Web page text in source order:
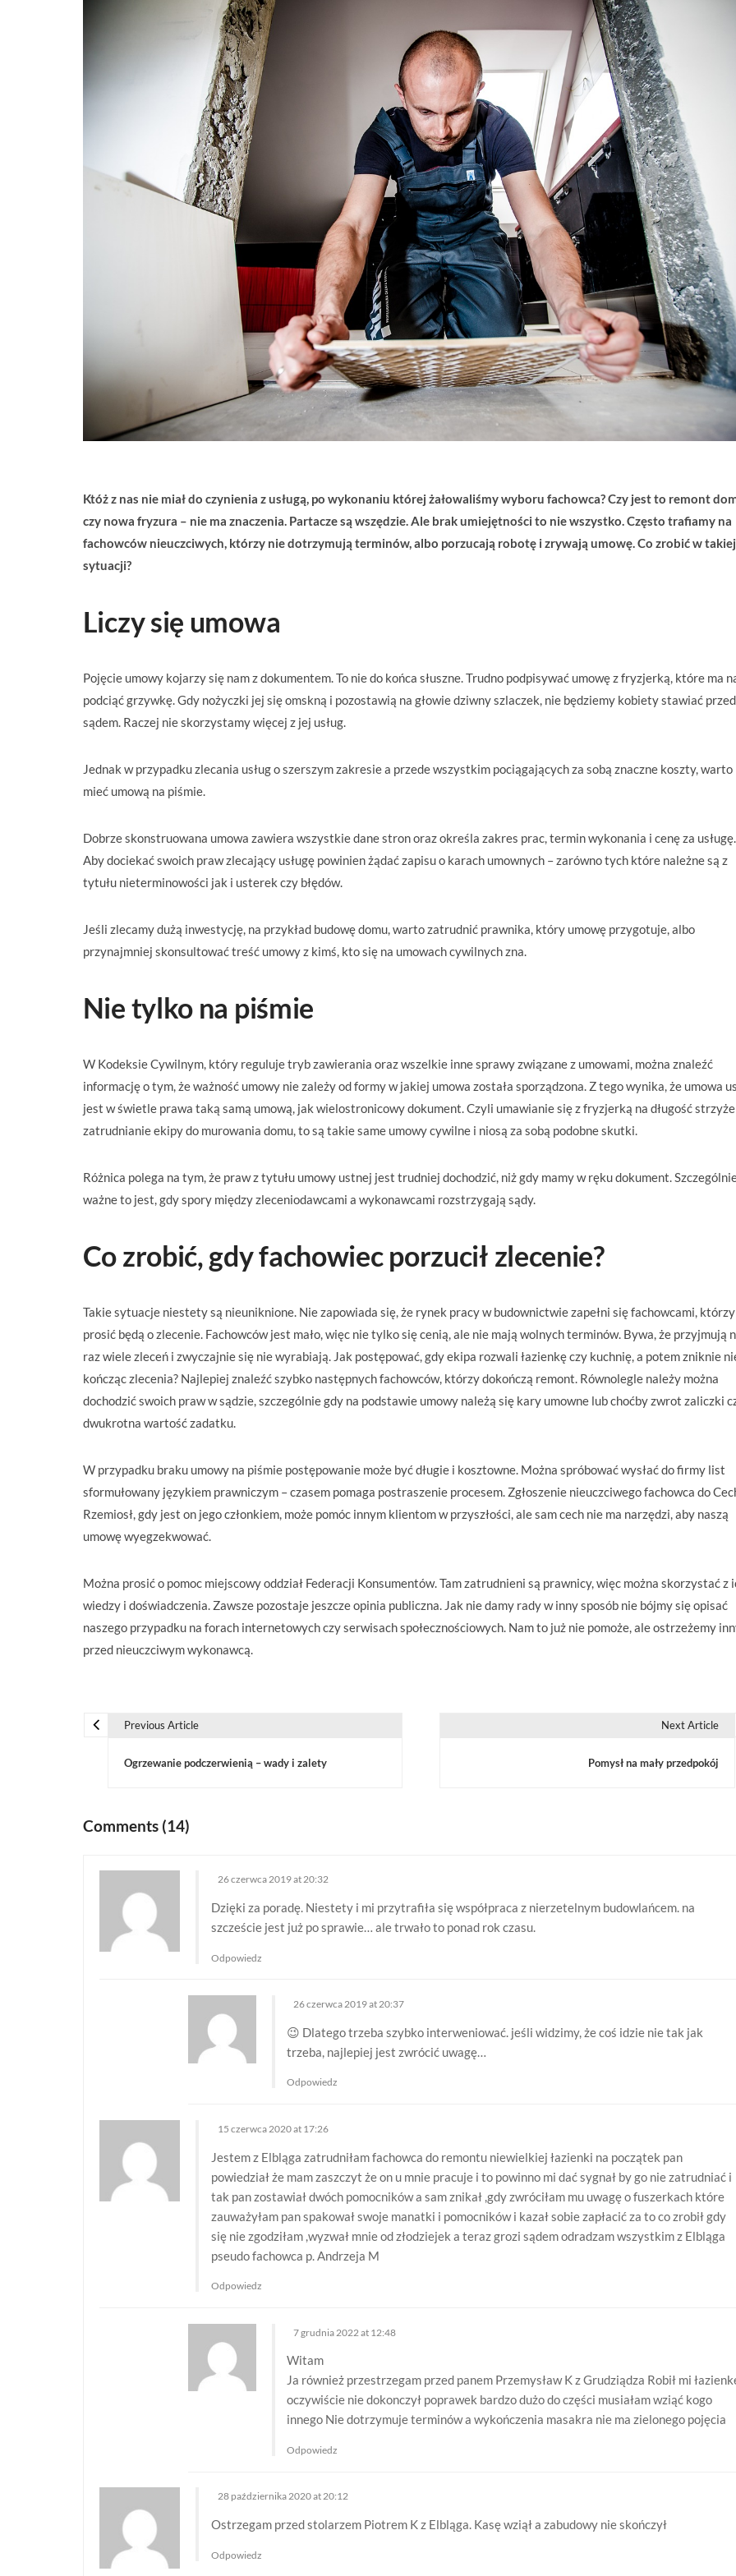
Któż z nas nie miał do czynienia z usługą, po wykonaniu której żałowaliśmy wyboru fachowca? Czy jest to remont
czy nowa fryzura – nie ma znaczenia. Partacze są wszędzie. Ale brak umiejętności to nie wszystko. Często trafiamy na
fachowców nieuczciwych, którzy nie dotrzymują terminów, albo porzucają robotę i zrywają umowę. Co zrobić w takiej
sytuacji?
Liczy się umowa
Pojęcie umowy kojarzy się nam z dokumentem. To nie do końca słuszne. Trudno podpisywać umowę z fryzjerką, które ma
podciąć grzywkę. Gdy nożyczki jej się omskną i pozostawią na głowie dziwny szlaczek, nie będziemy kobiety stawiać przed
sądem. Raczej nie skorzystamy więcej z jej usług.
Jednak w przypadku zlecania usług o szerszym zakresie a przede wszystkim pociągających za sobą znaczne koszty, warto
mieć umową na piśmie.
Dobrze skonstruowana umowa zawiera wszystkie dane stron oraz określa zakres prac, termin wykonania i cenę za usługę.
Aby dociekać swoich praw zlecający usługę powinien żądać zapisu o karach umownych – zarówno tych które należne są z
tytułu nieterminowości jak i usterek czy błędów.
Jeśli zlecamy dużą inwestycję, na przykład budowę domu, warto zatrudnić prawnika, który umowę przygotuje, albo
przynajmniej skonsultować treść umowy z kimś, kto się na umowach cywilnych zna.
Nie tylko na piśmie
W Kodeksie Cywilnym, który reguluje tryb zawierania oraz wszelkie inne sprawy związane z umowami, można znaleźć
informację o tym, że ważność umowy nie zależy od formy w jakiej umowa została sporządzona. Z tego wynika, że umowa
jest w świetle prawa taką samą umową, jak wielostronicowy dokument. Czyli umawianie się z fryzjerką na długość
zatrudnianie ekipy do murowania domu, to są takie same umowy cywilne i niosą za sobą podobne skutki.
Różnica polega na tym, że praw z tytułu umowy ustnej jest trudniej dochodzić, niż gdy mamy w ręku dokument.
ważne to jest, gdy spory między zleceniodawcami a wykonawcami rozstrzygają sądy.
Co zrobić, gdy fachowiec porzucił zlecenie?
Takie sytuacje niestety są nieuniknione. Nie zapowiada się, że rynek pracy w budownictwie zapełni się fachowcami, którzy
prosić będą o zlecenie. Fachowców jest mało, więc nie tylko się cenią, ale nie mają wolnych terminów. Bywa, że przyjmują
raz wiele zleceń i zwyczajnie się nie wyrabiają. Jak postępować, gdy ekipa rozwali łazienkę czy kuchnię, a potem zniknie
kończąc zlecenia? Najlepiej znaleźć szybko następnych fachowców, którzy dokończą remont. Równolegle należy można
dochodzić swoich praw w sądzie, szczególnie gdy na podstawie umowy należą się kary umowne lub choćby zwrot zaliczki
dwukrotna wartość zadatku.
W przypadku braku umowy na piśmie postępowanie może być długie i kosztowne. Można spróbować wysłać do firmy list
sformułowany językiem prawniczym – czasem pomaga postraszenie procesem. Zgłoszenie nieuczciwego fachowca do
Rzemiosł, gdy jest on jego członkiem, może pomóc innym klientom w przyszłości, ale sam cech nie ma narzędzi, aby naszą
umowę wyegzekwować.
Można prosić o pomoc miejscowy oddział Federacji Konsumentów. Tam zatrudnieni są prawnicy, więc można skorzystać z
wiedzy i doświadczenia. Zawsze pozostaje jeszcze opinia publiczna. Jak nie damy rady w inny sposób nie bójmy się opisać
naszego przypadku na forach internetowych czy serwisach społecznościowych. Nam to już nie pomoże, ale ostrzeżemy
przed nieuczciwym wykonawcą.
w
w
Previous Article
Ogrzewanie podczerwienią – wady i zalety
Next Article
Pomysł na mały przedpokój
Comments (14)
26 czerwca 2019 at 20:32
Dzięki za poradę. Niestety i mi przytrafiła się współpraca z nierzetelnym budowlańcem. na
szczeście jest już po sprawie… ale trwało to ponad rok czasu.
Odpowiedz
26 czerwca 2019 at 20:37
😉 Dlatego trzeba szybko interweniować. jeśli widzimy, że coś idzie nie tak jak
trzeba, najlepiej jest zwrócić uwagę…
Odpowiedz
15 czerwca 2020 at 17:26
Jestem z Elbląga zatrudniłam fachowca do remontu niewielkiej łazienki na początek pan
powiedział że mam zaszczyt że on u mnie pracuje i to powinno mi dać sygnał by go nie zatrudniać i
tak pan zostawiał dwóch pomocników a sam znikał ,gdy zwróciłam mu uwagę o fuszerkach które
zauważyłam pan spakował swoje manatki i pomocników i kazał sobie zapłacić za to co zrobił gdy
się nie zgodziłam ,wyzwał mnie od złodziejek a teraz grozi sądem odradzam wszystkim z Elbląga
pseudo fachowca p. Andrzeja M
Odpowiedz
7 grudnia 2022 at 12:48
Witam
Ja również przestrzegam przed panem Przemysław K z Grudziądza Robił mi
oczywiście nie dokonczył poprawek bardzo dużo do części musiałam wziąć kogo
innego Nie dotrzymuje terminów a wykończenia masakra nie ma zielonego pojęcia
Odpowiedz
28 października 2020 at 20:12
Ostrzegam przed stolarzem Piotrem K z Elbląga. Kasę wziął a zabudowy nie skończył
Odpowiedz